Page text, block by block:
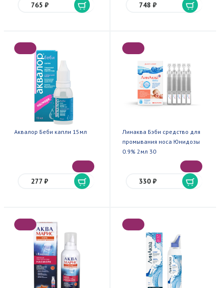
765 ₽ 748 ₽
Аквалор Беби капли 15мл
277 ₽
Линаква Бэби средство для
промывания носа Юнидозы
0.9% 2мл 30
330 ₽